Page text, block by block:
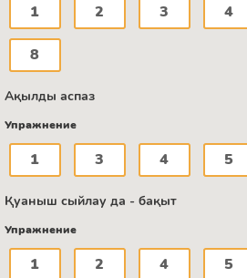
1 2 3 4
8
Ақылды аспаз
Упражнение
1 3 4 5
Қуаныш сыйлау да - бақыт
Упражнение
1 2 4 5